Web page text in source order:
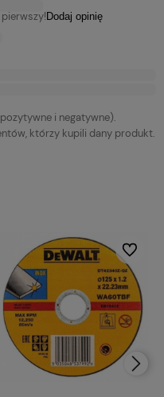
Dodaj opinię
i negatywne).
którzy kupili dany produkt.
Do